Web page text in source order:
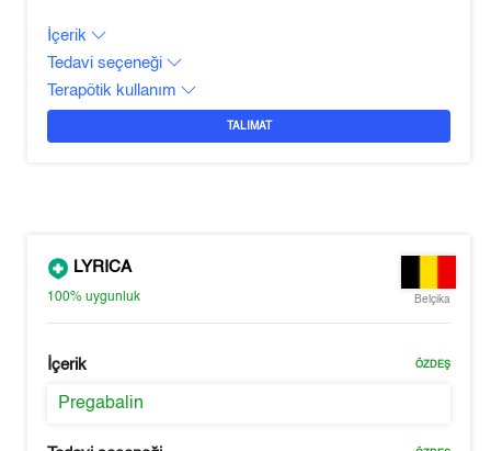
İçerik
Tedavi seçeneği
Terapötik kullanım
TALIMAT
LYRICA
100%uygunluk Belçika
İçerik ÖZDEŞ
Pregabalin